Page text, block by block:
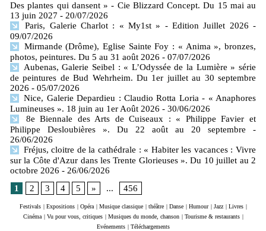
Des plantes qui dansent » - Cie Blizzard Concept. Du 15 mai au
13 juin 2027 - 20/07/2026
Paris, Galerie Charlot : « My1st » - Edition Juillet 2026 -
09/07/2026
Mirmande (Drôme), Eglise Sainte Foy : « Anima », bronzes,
photos, peintures. Du 5 au 31 août 2026 - 07/07/2026
Aubenas, Galerie Seibel : « L’Odyssée de la Lumière » série
de peintures de Bud Wehrheim. Du 1er juillet au 30 septembre
2026 - 05/07/2026
Nice, Galerie Depardieu : Claudio Rotta Loria - « Anaphores
Lumineuses ». 18 juin au 1er Août 2026 - 30/06/2026
8e Biennale des Arts de Cuiseaux : « Philippe Favier et
Philippe Desloubières ». Du 22 août au 20 septembre
-
26/06/2026
Fréjus, cloitre de la cathédrale : « Habiter les vacances : Vivre
sur la Côte d'Azur dans les Trente Glorieuses ». Du 10 juillet au 2
octobre 2026 - 26/06/2026
1
2 3 4 5 » ... 456
Festivals Expositions Opéra Musique classique théâtre Danse Humour Jazz Livres
Cinéma
Vu pour vous, critiques Musiques du monde, chanson Tourisme & restaurants
Evénements
Téléchargements